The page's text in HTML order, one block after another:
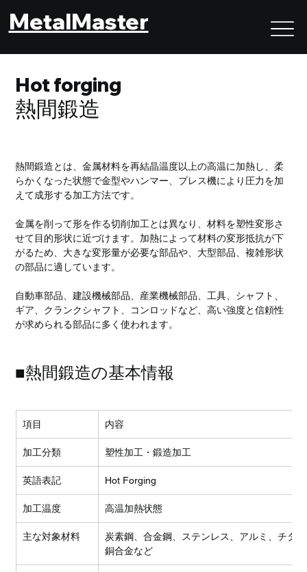
MetalMaster
Hot forging
熱間鍛造
熱間鍛造とは、金属材料を再結晶温度以上の高温に加熱し、柔
らかくなった状態で金型やハンマー、プレス機により圧力を加
えて成形する加工方法です。
金属を削って形を作る切削加工とは異なり、材料を塑性変形さ
せて目的形状に近づけます。加熱によって材料の変形抵抗が下
がるため、大きな変形量が必要な部品や、大型部品、複雑形状
の部品に適しています。
自動車部品、建設機械部品、産業機械部品、工具、シャフト、
ギア、クランクシャフト、コンロッドなど、高い強度と信頼性
が求められる部品に多く使われます。
■熱間鍛造の基本情報
項目 内容
加工分類 塑性加工・鍛造加工
英語表記 Hot Forging
加工温度 高温加熱状態
主な対象材料
炭素鋼、合金鋼、ステンレス、アルミ、チタ
銅合金など